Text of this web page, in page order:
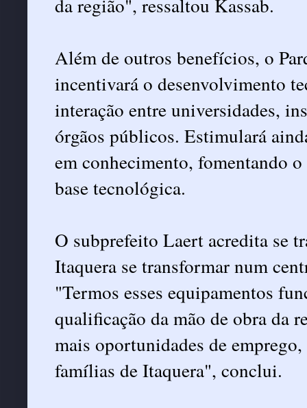
Além de outros benefícios, o
incentivará o desenvolvimento
interação entre universidades,
órgãos públicos. Estimulará
em conhecimento, fomentando
base tecnológica.
O subprefeito Laert acredita se
Itaquera se transformar num
"Termos esses equipamentos
qualificação da mão de obra da
mais oportunidades de
famílias de Itaquera", conclui.